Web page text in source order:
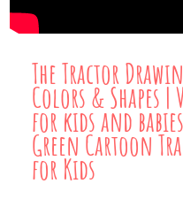
The Tractor
Colors & Shapes |
for kids and
Green Cartoon
for Kids